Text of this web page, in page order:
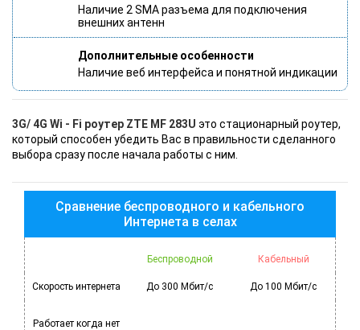
Наличие 2 SMA разъема для подключения
внешних антенн
Дополнительные особенности
Наличие веб интерфейса и понятной индикации
3G/ 4G Wi - Fi роутер ZTE MF 283U это стационарный роутер,
который способен убедить Вас в правильности сделанного
выбора сразу после начала работы с ним.
Сравнение беспроводного и кабельного
Интернета в селах
Беспроводной Кабельный
Скорость интернета До 300 Мбит/с До 100 Мбит/с
Работает когда нет